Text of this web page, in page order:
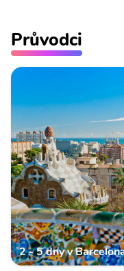
Průvodci
2 - 5 dny v